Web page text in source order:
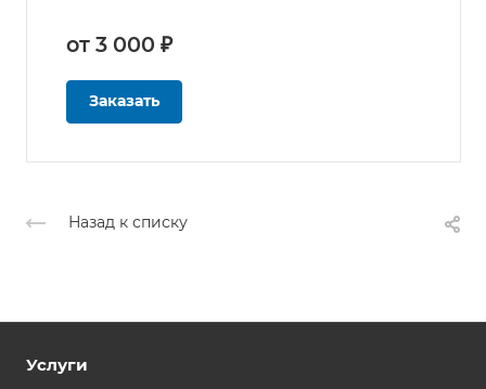
от 3 000 ₽
Заказать
Назад к списку
Услуги